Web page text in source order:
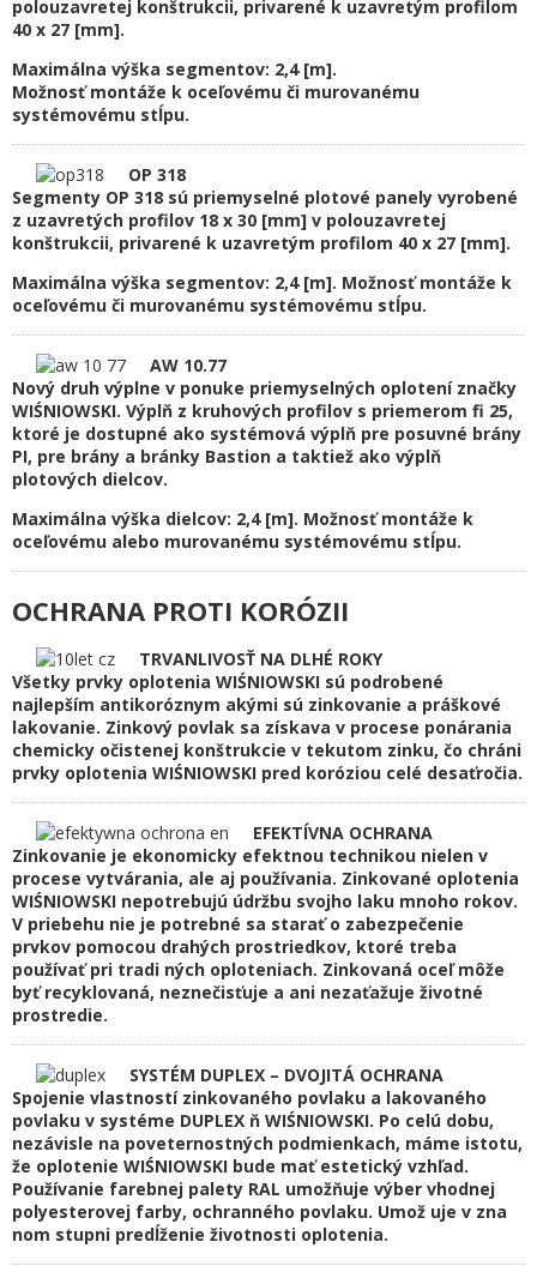
polouzavretej konštrukcii, privarené k uzavretým profilom
40 x 27 [mm].
Maximálna výška segmentov: 2,4 [m].
Možnosť montáže k oceľovému či murovanému
systémovému stĺpu.
OP 318
Segmenty OP 318 sú priemyselné plotové panely vyrobené
z uzavretých profilov 18 x 30 [mm] v polouzavretej
konštrukcii, privarené k uzavretým profilom 40 x 27 [mm].
Maximálna výška segmentov: 2,4 [m]. Možnosť montáže k
oceľovému či murovanému systémovému stĺpu.
AW 10.77
Nový druh výplne v ponuke priemyselných oplotení značky
WIŚNIOWSKI. Výplň z kruhových profilov s priemerom fi 25,
ktoré je dostupné ako systémová výplň pre posuvné brány
PI, pre brány a bránky Bastion a taktiež ako výplň
plotových dielcov.
Maximálna výška dielcov: 2,4 [m]. Možnosť montáže k
oceľovému alebo murovanému systémovému stĺpu.
OCHRANA PROTI KORÓZII
TRVANLIVOSŤ NA DLHÉ ROKY
Všetky prvky oplotenia WIŚNIOWSKI sú podrobené
najlepším antikoróznym akými sú zinkovanie a práškové
lakovanie. Zinkový povlak sa získava v procese ponárania
chemicky očistenej konštrukcie v tekutom zinku, čo chráni
prvky oplotenia WIŚNIOWSKI pred koróziou celé desaťročia.
EFEKTÍVNA OCHRANA
Zinkovanie je ekonomicky efektnou technikou nielen v
procese vytvárania, ale aj používania. Zinkované oplotenia
WIŚNIOWSKI nepotrebujú údržbu svojho laku mnoho rokov.
V priebehu nie je potrebné sa starať o zabezpečenie
prvkov pomocou drahých prostriedkov, ktoré treba
používať pri tradi ných oploteniach. Zinkovaná oceľ môže
byť recyklovaná, neznečisťuje a ani nezaťažuje životné
prostredie.
SYSTÉM DUPLEX – DVOJITÁ OCHRANA
Spojenie vlastností zinkovaného povlaku a lakovaného
povlaku v systéme DUPLEX ň WIŚNIOWSKI. Po celú dobu,
nezávisle na poveternostných podmienkach, máme istotu,
že oplotenie WIŚNIOWSKI bude mať estetický vzhľad.
Používanie farebnej palety RAL umožňuje výber vhodnej
polyesterovej farby, ochranného povlaku. Umož uje v zna
nom stupni predĺženie životnosti oplotenia.